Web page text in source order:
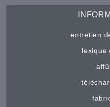
entretien
lexique